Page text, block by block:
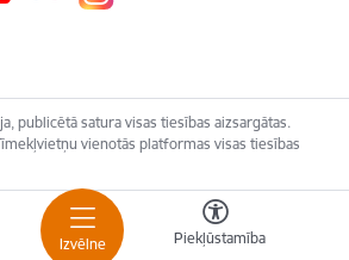
Izvēlne Piekļūstamība
publicētā satura visas tiesības aizsargātas.
vienotās platformas visas tiesības